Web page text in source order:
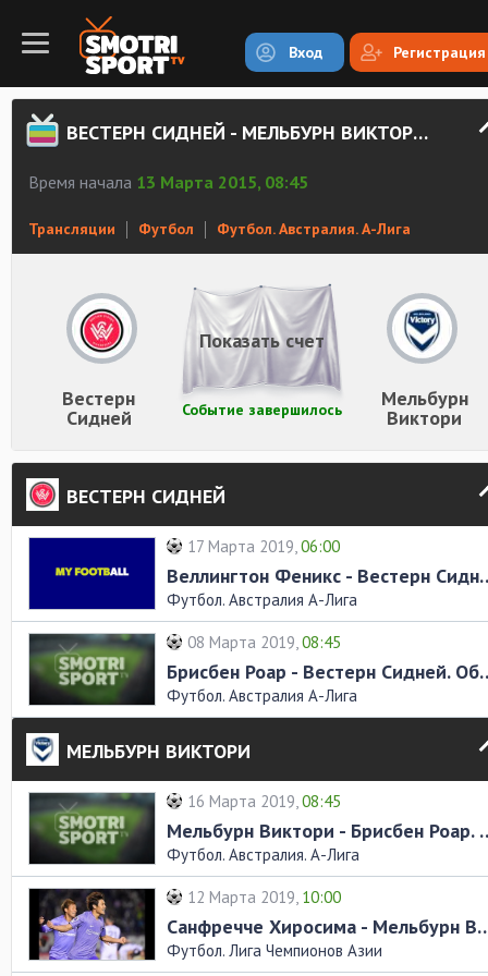
Вход Регистрация
ВЕСТЕРН СИДНЕЙ - МЕЛЬБУРН ВИКТОРИ СМОТРЕТЬ ОНЛАЙН
Время начала 13 Марта 2015, 08:45
Трансляции Футбол Футбол. Австралия. А-Лига
Вестерн
Сидней
Мельбурн
Виктори
Событие завершилось
Показать счет
ВЕСТЕРН СИДНЕЙ
17 Марта 2019,06:00
Веллингтон
Футбол. Австралия А-Лига
08 Марта 2019,08:45
Брисбен Роар
Футбол. Австралия А-Лига
МЕЛЬБУРН ВИКТОРИ
16 Марта 2019,08:45
Мельбурн
Футбол. Австралия. А-Лига
12 Марта 2019, 10:00
Санфречче Хиросима -
Футбол. Лига Чемпионов Азии